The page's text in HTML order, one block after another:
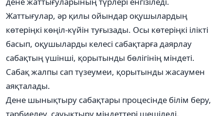
Жаттығулар, әр қилы ойындар оқушылардың
көтеріңкі көңіл-күйін туғызады. Осы көтеріңкі ілікті
басып, оқушыларды келесі сабақтарға даярлау
сабақтың үшінші, қорытынды бөлігінің міндеті.
Сабақ жалпы сап түзеумеи, қорытынды жасаумен
аяқталады.
Дене шынықтыру сабақтары процесінде білім беру,
тәрбиелеу, сауықтыру міндеттері шешіледі.